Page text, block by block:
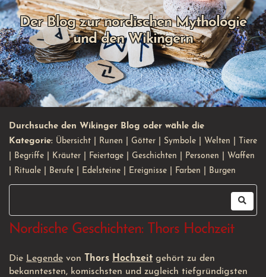
Der Blog zur nordischen Mythologie
und den Wikingern
Durchsuche den Wikinger Blog oder wähle die
Kategorie: Übersicht Runen Götter Symbole Welten
Tiere
Begriffe Kräuter Feiertage Geschichten Personen
Waffen
Rituale Berufe Edelsteine Ereignisse Farben Burgen
Nordische Geschichten: Thors Hochzeit
Die Legende von Thors Hochzeit gehört zu den
bekanntesten, komischsten und zugleich tiefgründigsten